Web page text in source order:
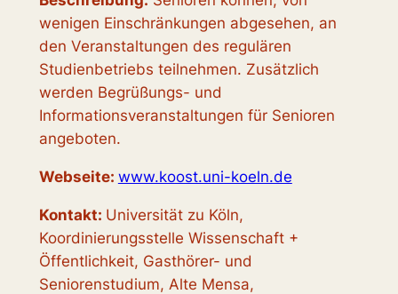
wenigen Einschränkungen abgesehen, an
den Veranstaltungen des regulären
Studienbetriebs teilnehmen. Zusätzlich
werden Begrüßungs- und
Informationsveranstaltungen für Senioren
angeboten.
Webseite: www.koost.uni-koeln.de
Kontakt: Universität zu Köln,
Koordinierungsstelle Wissenschaft +
Öffentlichkeit, Gasthörer- und
Seniorenstudium, Alte Mensa,